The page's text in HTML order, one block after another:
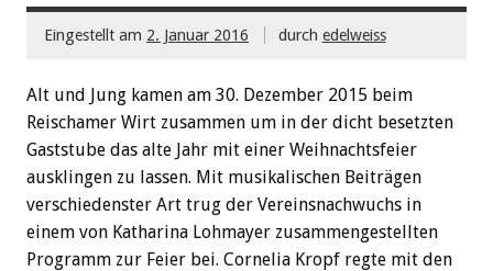
Eingestellt am 2. Januar 2016 durch edelweiss
Alt und Jung kamen am 30. Dezember 2015 beim
Reischamer Wirt zusammen um in der dicht besetzten
Gaststube das alte Jahr mit einer Weihnachtsfeier
ausklingen zu lassen. Mit musikalischen Beiträgen
verschiedenster Art trug der Vereinsnachwuchs in
einem von Katharina Lohmayer zusammengestellten
Programm zur Feier bei. Cornelia Kropf regte mit den